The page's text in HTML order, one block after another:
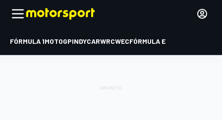
FÓRMULA 1MOTOGPINDYCARWRCWECFÓRMULA E